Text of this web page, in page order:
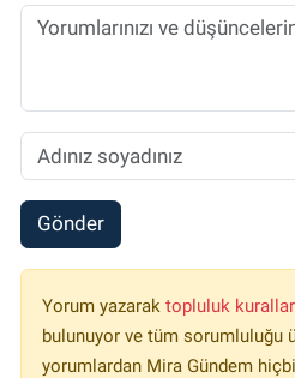
Gönder
Yorum yazarak topluluk
bulunuyor ve tüm sorumluluğu
yorumlardan Mira Gündem